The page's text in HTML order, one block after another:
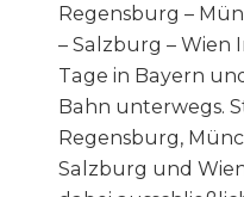
Regensburg –
– Salzburg – Wien
Tage in Bayern
Bahn unterwegs.
Regensburg,
Salzburg und